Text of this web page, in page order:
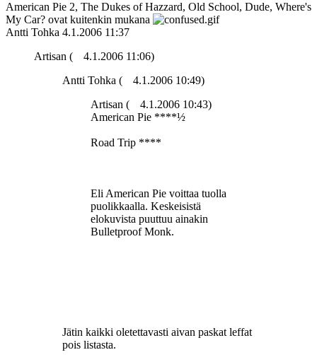
American Pie 2, The Dukes of Hazzard, Old School, Dude, Where's
My Car? ovat kuitenkin mukana
Antti Tohka 4.1.2006 11:37
Artisan (
4.1.2006 11:06)
Antti Tohka (
4.1.2006 10:49)
Artisan (
4.1.2006 10:43)
American Pie ****½
Road Trip ****
Eli American Pie voittaa tuolla
puolikkaalla. Keskeisistä
elokuvista puuttuu ainakin
Bulletproof Monk.
Jätin kaikki oletettavasti aivan paskat leffat
pois listasta.